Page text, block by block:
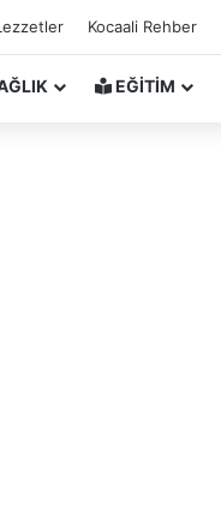
Kocaali Rehber
EĞİTİM